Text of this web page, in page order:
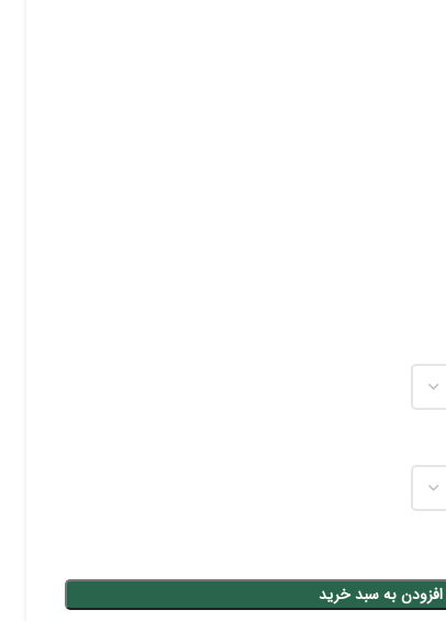
افزودن به سبد خرید